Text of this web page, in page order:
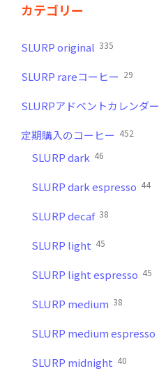
カテゴリー
SLURP original 335
SLURP rareコーヒー 29
SLURPアドベントカレンダー
定期購入のコーヒー 452
SLURP dark 46
SLURP dark espresso 44
SLURP decaf 38
SLURP light 45
SLURP light espresso 45
SLURP medium 38
SLURP medium espresso
SLURP midnight 40